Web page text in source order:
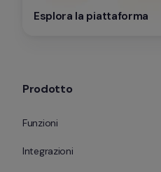
Esplora la piattaforma
Prodotto
Funzioni
Integrazioni